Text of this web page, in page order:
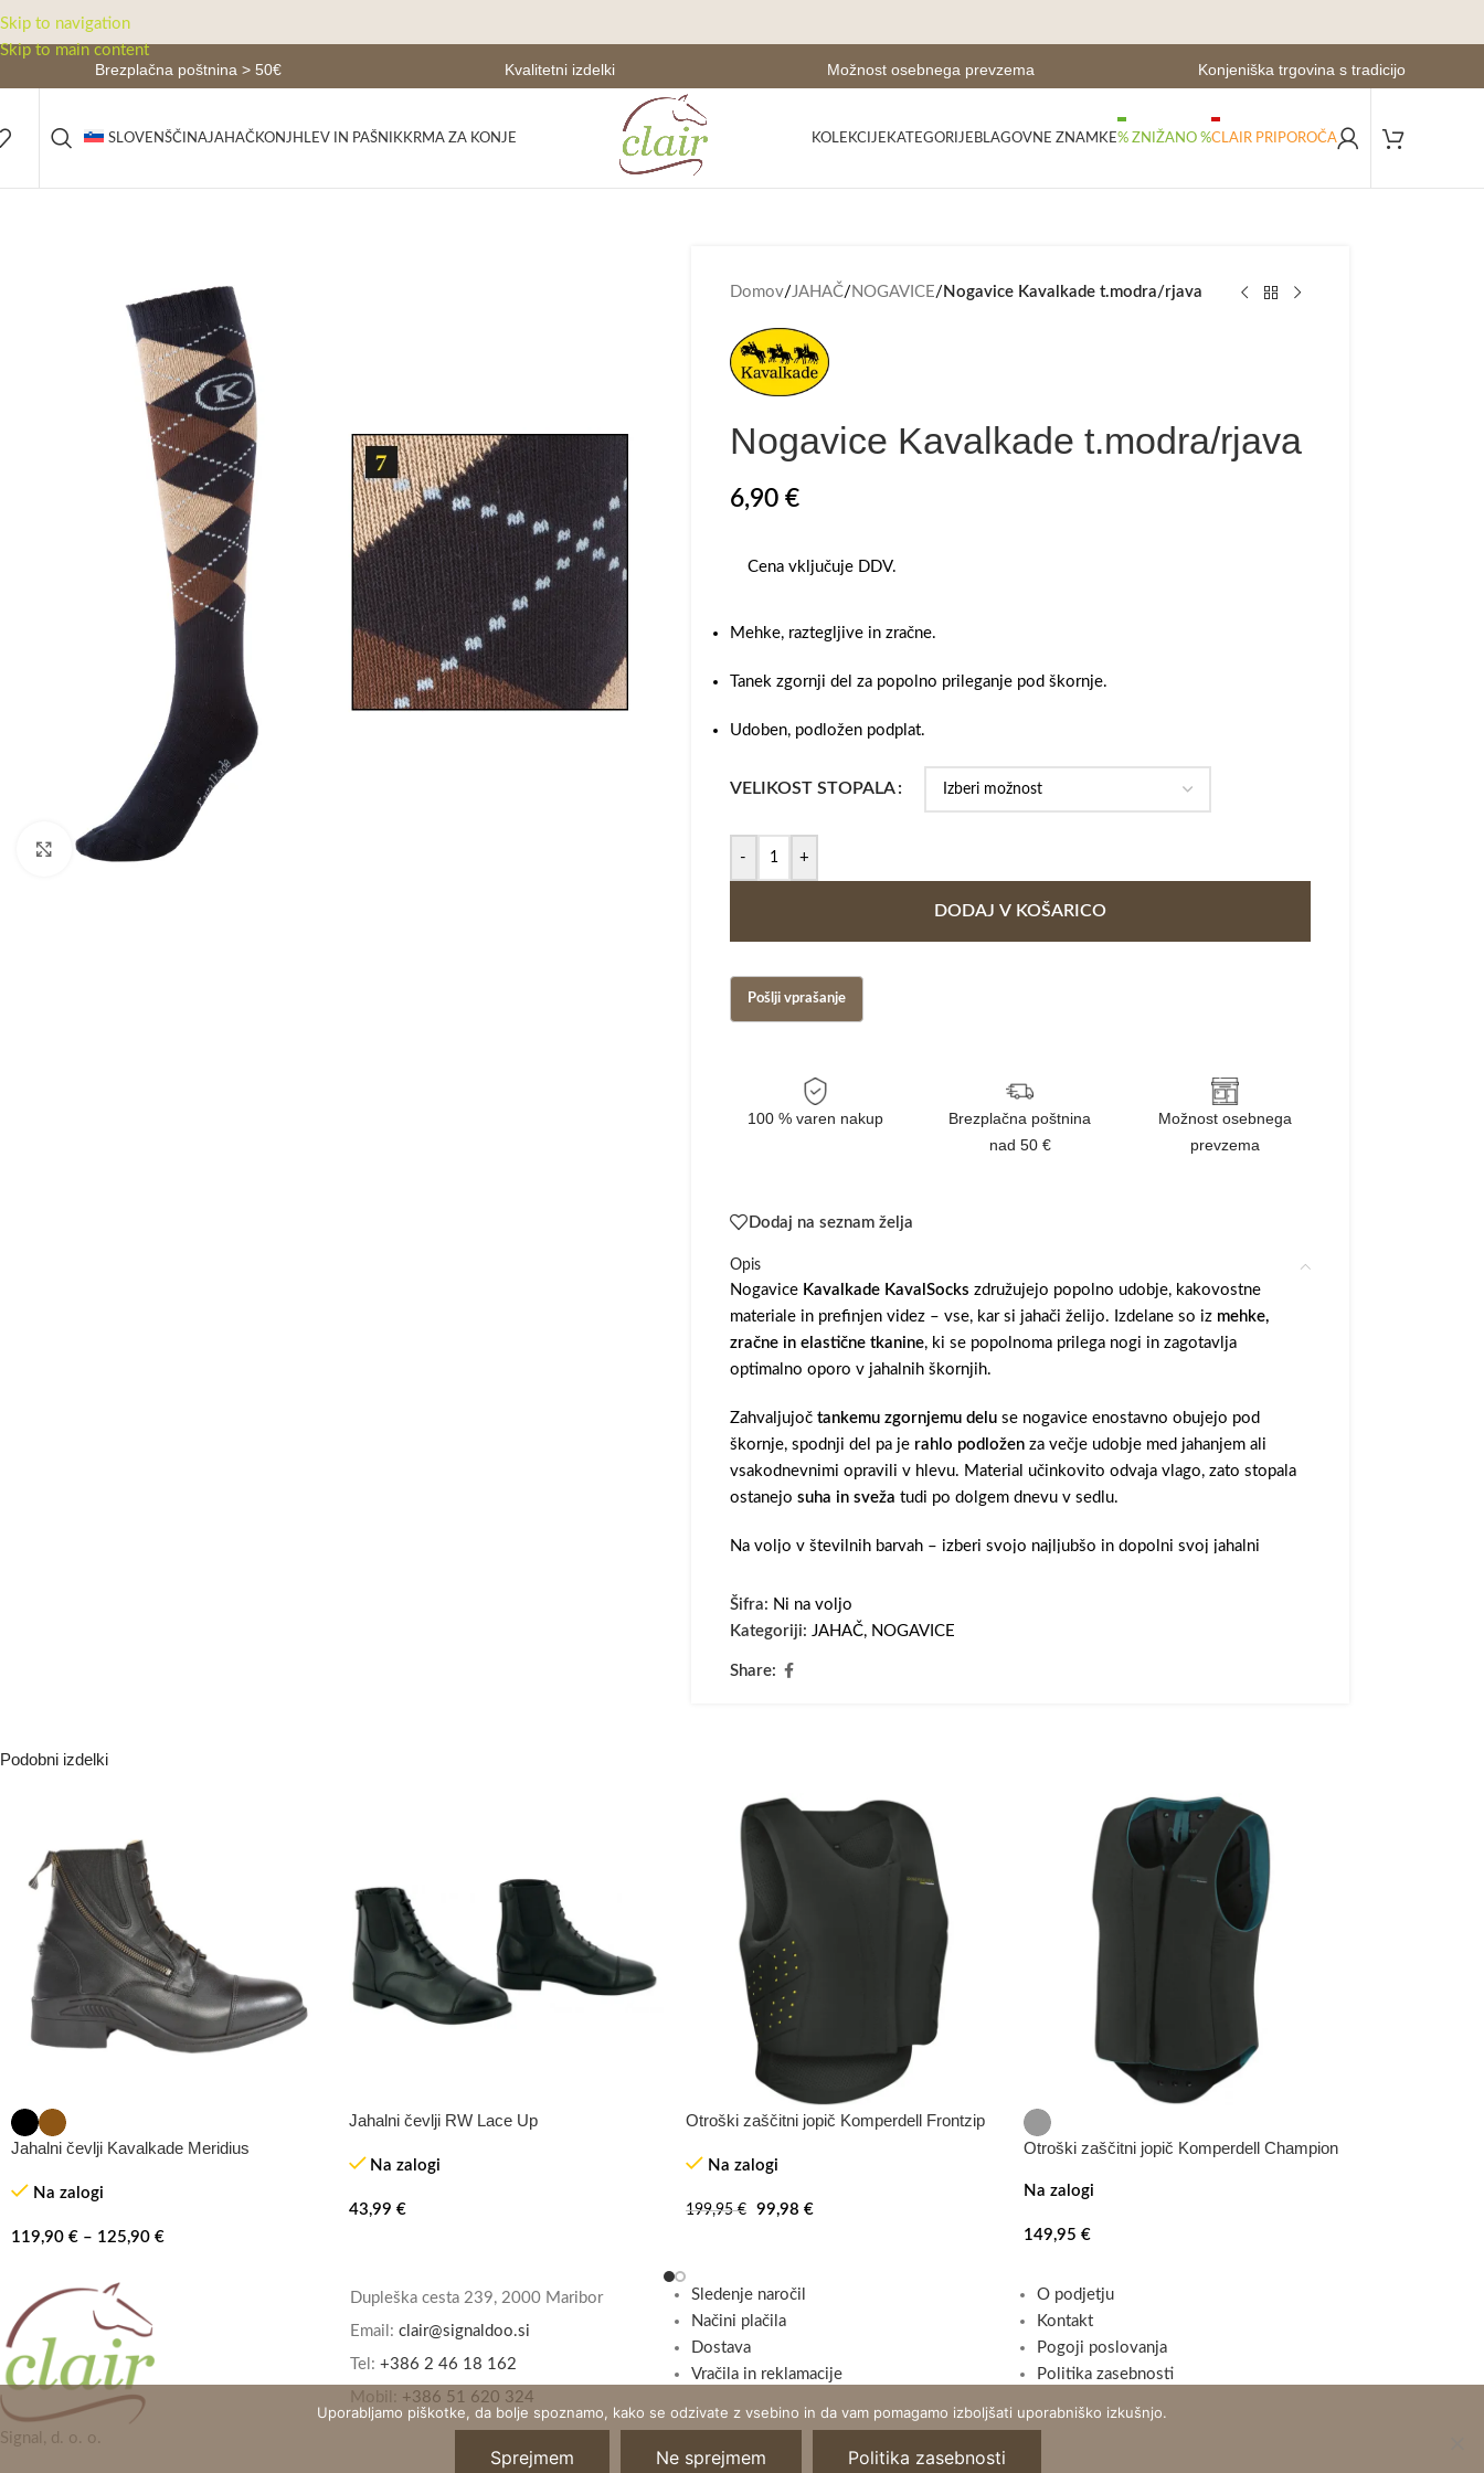
Skip to navigation
Skip to main content
Brezplačna poštnina > 50€ Kvalitetni izdelki Možnost osebnega prevzema Konjeniška trgovina s tradicijo
SLOVENŠČINAJAHAČKONJ HLEV IN PAŠNIK KRMA ZA KONJE KOLEKCIJE KATEGORIJE BLAGOVNE ZNAMKE% ZNIŽANO %CLAIR PRIPOROČA
Click to enlarge
Domov/JAHAČ/ NOGAVICE/ Nogavice Kavalkade t.modra/rjava
Nogavice Kavalkade t.modra/rjava
6,90 €
Cena vključuje DDV.
Mehke, raztegljive in zračne.
Tanek zgornji del za popolno prileganje pod škornje.
Udoben, podložen podplat.
VELIKOST STOPALA
- +
DODAJ V KOŠARICO
100 % varen nakup
Brezplačna poštnina
nad 50 €
Možnost osebnega
prevzema
Dodaj na seznam želja
Opis
Nogavice Kavalkade KavalSocks združujejo popolno udobje, kakovostne
materiale in prefinjen videz – vse, kar si jahači želijo. Izdelane so iz mehke,
zračne in elastične tkanine, ki se popolnoma prilega nogi in zagotavlja
optimalno oporo v jahalnih škornjih.
Zahvaljujoč tankemu zgornjemu deluse nogavice enostavno obujejo pod
škornje, spodnji del pa je rahlo podloženza večje udobje med jahanjem ali
vsakodnevnimi opravili v hlevu. Material učinkovito odvaja vlago, zato stopala
ostanejo suha in sveža tudi po dolgem dnevu v sedlu.
Na voljo v številnih barvah – izberi svojo najljubšo in dopolni svoj jahalni
Sestava: 80 % bombaž, 15 % poliester, 5 % elastan
Popolne za jahanje, delo v hlevu ali prosti čas –
Šifra: Ni na voljo
Kategoriji: JAHAČ, NOGAVICE
Share:
Podobni izdelki
Jahalni čevlji Kavalkade Meridius
Na zalogi
119,90 € – 125,90 €
Jahalni čevlji RW Lace Up
Na zalogi
43,99 €
Otroški zaščitni jopič Komperdell Frontzip
Na zalogi
199,95€ 99,98 €
Otroški zaščitni jopič Komperdell Champion
Na zalogi
149,95 €
Signal, d. o. o.
Dupleška cesta 239, 2000 Maribor
Email: clair@signaldoo.si
Tel: +386 2 46 18 162
Mobil: +386 51 620 324
Sledenje naročil
Načini plačila
Dostava
Vračila in reklamacije
O podjetju
Kontakt
Pogoji poslovanja
Politika zasebnosti
Uporabljamo piškotke, da bolje spoznamo, kako se odzivate z vsebino in da vam pomagamo izboljšati uporabniško izkušnjo.
Sprejmem Ne sprejmem Politika zasebnosti